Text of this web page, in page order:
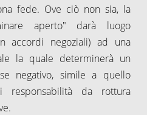
fede. Ove ciò non sia, la
aperto" darà luogo
accordi negoziali) ad una
la quale determinerà un
negativo, simile a quello
da rottura